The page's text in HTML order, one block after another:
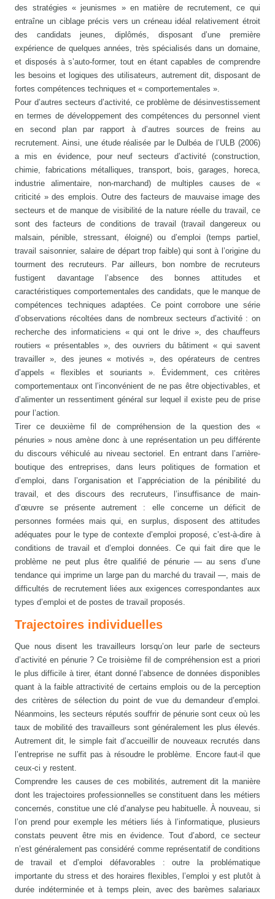
des stratégies « jeunismes » en matière de recrutement, ce qui
entraîne un ciblage précis vers un créneau idéal relativement étroit
des candidats jeunes, diplômés, disposant d’une première
expérience de quelques années, très spécialisés dans un domaine,
et disposés à s’auto-former, tout en étant capables de comprendre
les besoins et logiques des utilisateurs, autrement dit, disposant de
fortes compétences techniques et « comportementales ».
Pour d’autres secteurs d’activité, ce problème de désinvestissement
en termes de développement des compétences du personnel vient
en second plan par rapport à d’autres sources de freins au
recrutement. Ainsi, une étude réalisée par le Dulbéa de l’ULB (2006)
a mis en évidence, pour neuf secteurs d’activité (construction,
chimie, fabrications métalliques, transport, bois, garages, horeca,
industrie alimentaire, non-marchand) de multiples causes de «
criticité » des emplois. Outre des facteurs de mauvaise image des
secteurs et de manque de visibilité de la nature réelle du travail, ce
sont des facteurs de conditions de travail (travail dangereux ou
malsain, pénible, stressant, éloigné) ou d’emploi (temps partiel,
travail saisonnier, salaire de départ trop faible) qui sont à l’origine du
tourment des recruteurs. Par ailleurs, bon nombre de recruteurs
fustigent davantage l’absence des bonnes attitudes et
caractéristiques comportementales des candidats, que le manque de
compétences techniques adaptées. Ce point corrobore une série
d’observations récoltées dans de nombreux secteurs d’activité : on
recherche des informaticiens « qui ont le drive », des chauffeurs
routiers « présentables », des ouvriers du bâtiment « qui savent
travailler », des jeunes « motivés », des opérateurs de centres
d’appels « flexibles et souriants ». Évidemment, ces critères
comportementaux ont l’inconvénient de ne pas être objectivables, et
d’alimenter un ressentiment général sur lequel il existe peu de prise
pour l’action.
Tirer ce deuxième fil de compréhension de la question des «
pénuries » nous amène donc à une représentation un peu différente
du discours véhiculé au niveau sectoriel. En entrant dans l’arrière-
boutique des entreprises, dans leurs politiques de formation et
d’emploi, dans l’organisation et l’appréciation de la pénibilité du
travail, et des discours des recruteurs, l’insuffisance de main-
d’œuvre se présente autrement : elle concerne un déficit de
personnes formées mais qui, en surplus, disposent des attitudes
adéquates pour le type de contexte d’emploi proposé, c’est-à-dire à
conditions de travail et d’emploi données. Ce qui fait dire que le
problème ne peut plus être qualifié de pénurie — au sens d’une
tendance qui imprime un large pan du marché du travail —, mais de
difficultés de recrutement liées aux exigences correspondantes aux
types d’emploi et de postes de travail proposés.
Trajectoires individuelles
Que nous disent les travailleurs lorsqu’on leur parle de secteurs
d’activité en pénurie ? Ce troisième fil de compréhension est a priori
le plus difficile à tirer, étant donné l’absence de données disponibles
quant à la faible attractivité de certains emplois ou de la perception
des critères de sélection du point de vue du demandeur d’emploi.
Néanmoins, les secteurs réputés souffrir de pénurie sont ceux où les
taux de mobilité des travailleurs sont généralement les plus élevés.
Autrement dit, le simple fait d’accueillir de nouveaux recrutés dans
l’entreprise ne suffit pas à résoudre le problème. Encore faut-il que
ceux-ci y restent.
Comprendre les causes de ces mobilités, autrement dit la manière
dont les trajectoires professionnelles se constituent dans les métiers
concernés, constitue une clé d’analyse peu habituelle. À nouveau, si
l’on prend pour exemple les métiers liés à l’informatique, plusieurs
constats peuvent être mis en évidence. Tout d’abord, ce secteur
n’est généralement pas considéré comme représentatif de conditions
de travail et d’emploi défavorables : outre la problématique
importante du stress et des horaires flexibles, l’emploi y est plutôt à
durée indéterminée et à temps plein, avec des barèmes salariaux